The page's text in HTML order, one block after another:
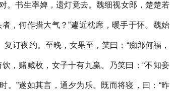
。书生率婢，遗灯竟去。魏细视女郎，楚楚若
，何作措大气？”遽近枕席，暖手于怀。魏始
订夜约。至晚，女果至，笑曰：“痴郎何福，
，赌藏枚，女子十有九赢。乃笑曰：“不知妾
。”遂如其言，通夕为乐。既而将寝，曰：“昨